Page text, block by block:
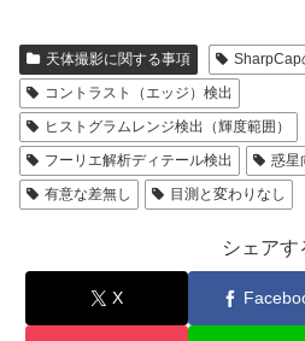
天体撮影に関する事項
SharpCap
コントラスト（エッジ）検出
ヒストグラムレンジ検出（輝度範囲）
フーリエ解析ディテール検出
惑星
有意な差無し
目測と変わりなし
シェアす
X